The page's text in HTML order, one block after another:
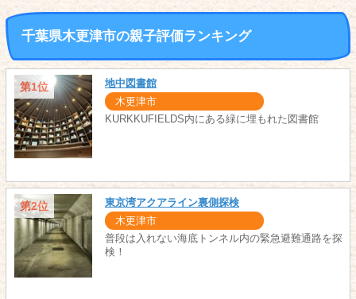
千葉県木更津市の親子評価ランキング
第1位 地中図書館
木更津市
KURKKUFIELDS内にある緑に埋もれた図書館
第2位 東京湾アクアライン裏側探検
木更津市
普段は入れない海底トンネル内の緊急避難通路を探
検！